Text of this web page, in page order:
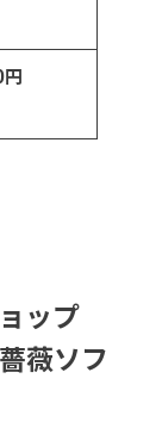
ップ
薇ソフ